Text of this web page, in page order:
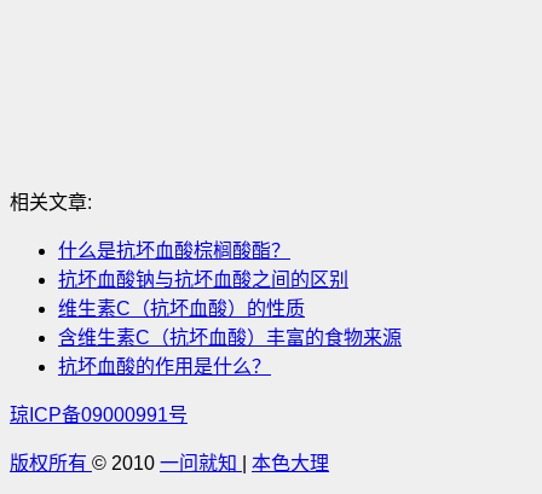
相关文章:
什么是抗坏血酸棕榈酸酯？
抗坏血酸钠与抗坏血酸之间的区别
维生素C（抗坏血酸）的性质
含维生素C（抗坏血酸）丰富的食物来源
抗坏血酸的作用是什么？
琼ICP备09000991号
版权所有 © 2010 一问就知 本色大理